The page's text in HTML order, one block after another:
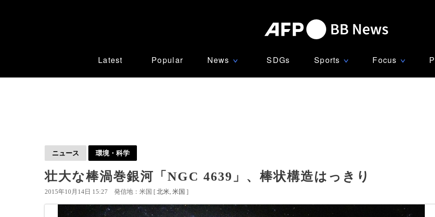
Latest Popular News ∨ SDGs Sports ∨ Focus ∨
ニュース 環境・科学
壮大な棒渦巻銀河「NGC 4639」、棒状構造はっきり
2015年10月14日 15:27 発信地：米国 [ 北米 米国 ]